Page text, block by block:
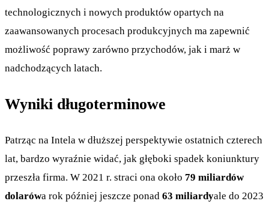
technologicznych i nowych produktów opartych na
zaawansowanych procesach produkcyjnych ma zapewnić
możliwość poprawy zarówno przychodów, jak i marż w
nadchodzących latach.
Wyniki długoterminowe
Patrząc na Intela w dłuższej perspektywie ostatnich czterech
lat, bardzo wyraźnie widać, jak głęboki spadek koniunktury
przeszła firma. W 2021 r. straci ona około 79 miliardów
dolarówa rok później jeszcze ponad 63 miliardyale do 2023